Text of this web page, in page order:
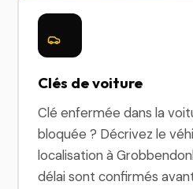
Clés de voiture
Clé enfermée dans la
bloquée ? Décrivez le
localisation à
délai sont confirmés